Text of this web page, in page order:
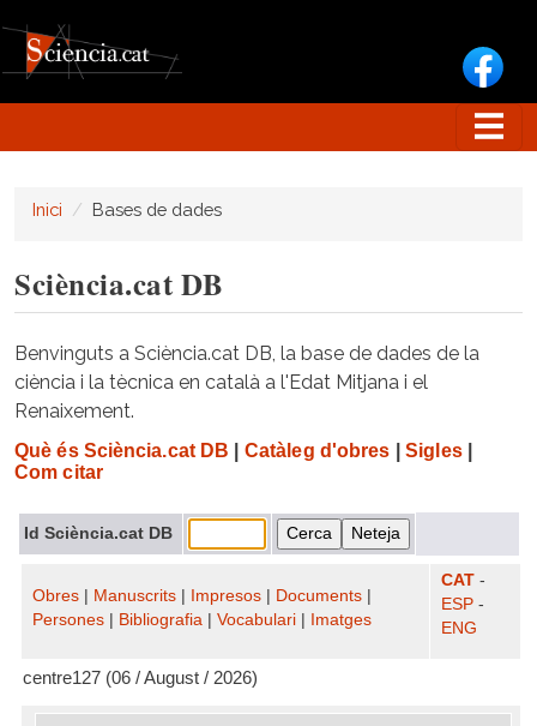
Inici Bases de dades
Sciència.cat DB
Benvinguts a Sciència.cat DB, la base de dades de la
ciència i la tècnica en català a l'Edat Mitjana i el
Renaixement.
Què és Sciència.cat DB Catàleg d'obres Sigles|
Com citar
Id Sciència.cat DB
Obres Manuscrits Impresos Documents
Persones
Bibliografia Vocabulari Imatges
CAT -
ESP -
ENG
centre127 (06 / August / 2026)